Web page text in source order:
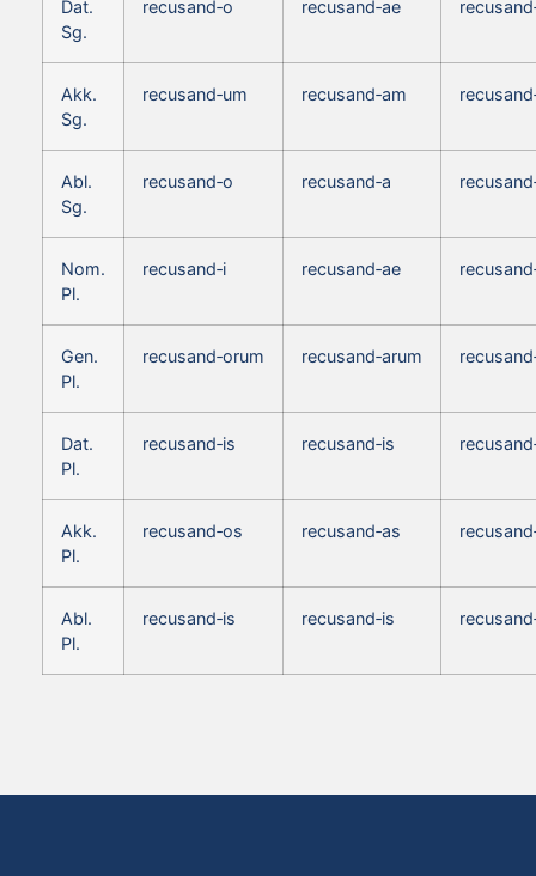
Dat.
Sg.
recusand‑o recusand‑ae
Akk.
Sg.
recusand‑um recusand‑am
Abl.
Sg.
recusand‑o recusand‑a
Nom.
Pl.
recusand‑i recusand‑ae
Gen.
Pl.
recusand‑orum recusand‑arum
Dat.
Pl.
recusand‑is recusand‑is
Akk.
Pl.
recusand‑os recusand‑as
Abl.
Pl.
recusand‑is recusand‑is